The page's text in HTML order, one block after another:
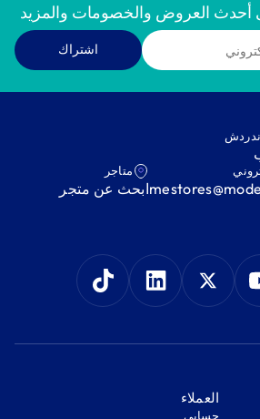
العروض والخصومات والمزيد
اشتراك
ندردش
متاجر
ابحث عن متجر
‫العملاء‬
‫حسابي‬